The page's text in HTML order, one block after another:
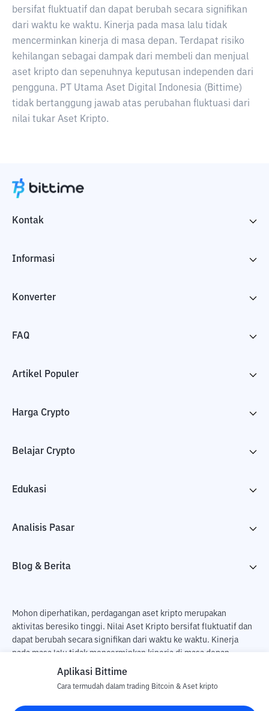
bersifat fluktuatif dan dapat berubah secara signifikan
dari waktu ke waktu. Kinerja pada masa lalu tidak
mencerminkan kinerja di masa depan. Terdapat risiko
kehilangan sebagai dampak dari membeli dan menjual
aset kripto dan sepenuhnya keputusan independen dari
pengguna. PT Utama Aset Digital Indonesia (Bittime)
tidak bertanggung jawab atas perubahan fluktuasi dari
nilai tukar Aset Kripto.
Kontak
Informasi
Konverter
FAQ
Artikel Populer
Harga Crypto
Belajar Crypto
Edukasi
Analisis Pasar
Blog & Berita
Mohon diperhatikan, perdagangan aset kripto merupakan
aktivitas beresiko tinggi. Nilai Aset Kripto bersifat fluktuatif dan
dapat berubah secara signifikan dari waktu ke waktu. Kinerja
pada masa lalu tidak mencerminkan kinerja di masa depan.
Terdapat risiko kehilangan sebagai dampak dari membeli dan
pengguna. PT Utama Aset Digital Indonesia (Bittime) tidak
bertanggung jawab atas perubahan fluktuasi dari nilai tukar Aset
Aplikasi Bittime
Cara termudah dalam trading Bitcoin & Aset kripto